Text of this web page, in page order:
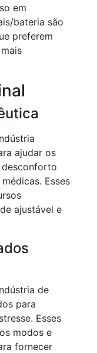
em
bateria são
preferem
ajudar os
Esses
ajustável e
de
para
Esses
modos e
fornecer